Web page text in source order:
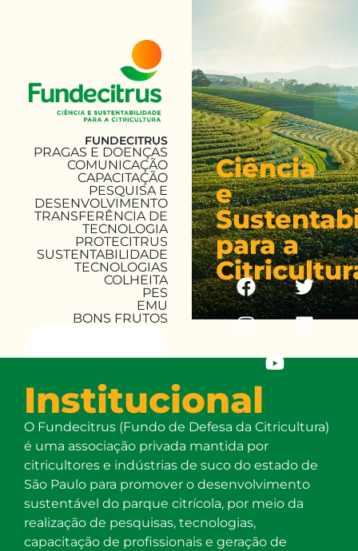
FUNDECITRUS
PRAGAS E DOENÇAS
COMUNICAÇÃO
CAPACITAÇÃO
PESQUISA E
DESENVOLVIMENTO
TRANSFERÊNCIA DE
TECNOLOGIA
PROTECITRUS
SUSTENTABILIDADE
TECNOLOGIAS
COLHEITA
PES
EMU
BONS FRUTOS
Ciência
e
para a
Institucional
O Fundecitrus (Fundo de Defesa da Citricultura)
é uma associação privada mantida por
citricultores e indústrias de suco do estado de
São Paulo para promover o desenvolvimento
sustentável do parque citrícola, por meio da
realização de pesquisas, tecnologias,
capacitação de profissionais e geração de